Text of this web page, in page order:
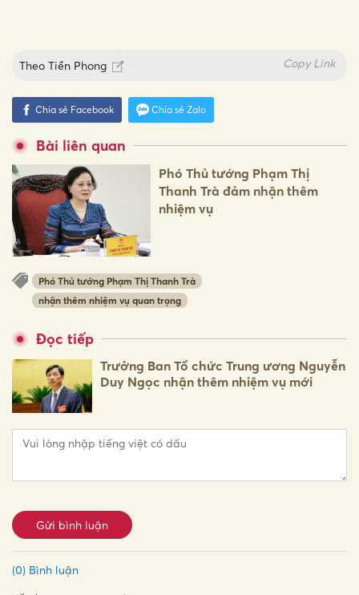
Theo Tiền Phong Copy Link
Chia sẻ Facebook Chia sẻ Zalo
Bài liên quan
Phó Thủ tướng Phạm Thị
Thanh Trà đảm nhận thêm
nhiệm vụ
Phó Thủ tướng Phạm Thị Thanh Trà
nhận thêm nhiệm vụ quan trọng
Đọc tiếp
Trưởng Ban Tổ chức Trung ương Nguyễn
Duy Ngọc nhận thêm nhiệm vụ mới
Gửi bình luận
(0) Bình luận